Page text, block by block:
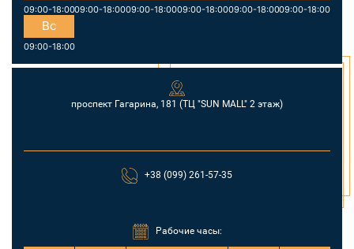
09:00-18:0009:00-18:0009:00-18:0009:00-18:0009:00-18:0009:00-18:00
Вс
09:00-18:00
проспект Гагарина, 181 (TЦ "SUN MALL" 2 этаж)
+38 (099) 261-57-35
Рабочие часы: